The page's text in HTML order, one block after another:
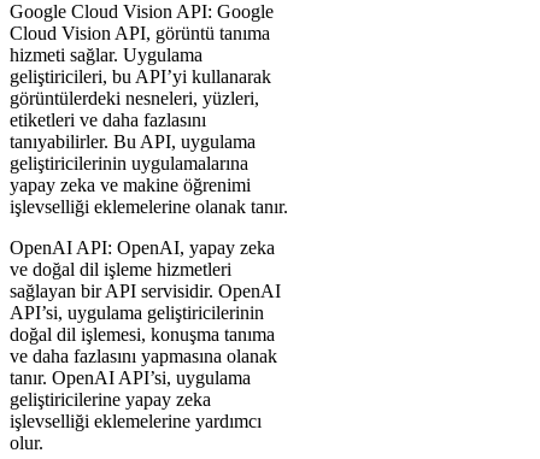
Google Cloud Vision API: Google
Cloud Vision API, görüntü tanıma
hizmeti sağlar. Uygulama
geliştiricileri, bu API’yi kullanarak
görüntülerdeki nesneleri, yüzleri,
etiketleri ve daha fazlasını
tanıyabilirler. Bu API, uygulama
geliştiricilerinin uygulamalarına
yapay zeka ve makine öğrenimi
işlevselliği eklemelerine olanak tanır.
OpenAI API: OpenAI, yapay zeka
ve doğal dil işleme hizmetleri
sağlayan bir API servisidir. OpenAI
API’si, uygulama geliştiricilerinin
doğal dil işlemesi, konuşma tanıma
ve daha fazlasını yapmasına olanak
tanır. OpenAI API’si, uygulama
geliştiricilerine yapay zeka
işlevselliği eklemelerine yardımcı
olur.